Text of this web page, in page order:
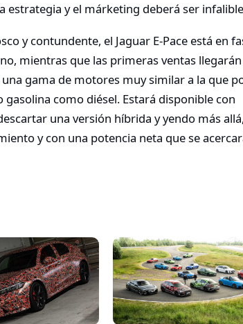
estrategia y el márketing deberá ser
y contundente, el Jaguar E-Pace está en
mientras que las primeras ventas llegarán
gama de motores muy similar a la que
como diésel. Estará disponible con
una versión híbrida y yendo más
y con una potencia neta que se